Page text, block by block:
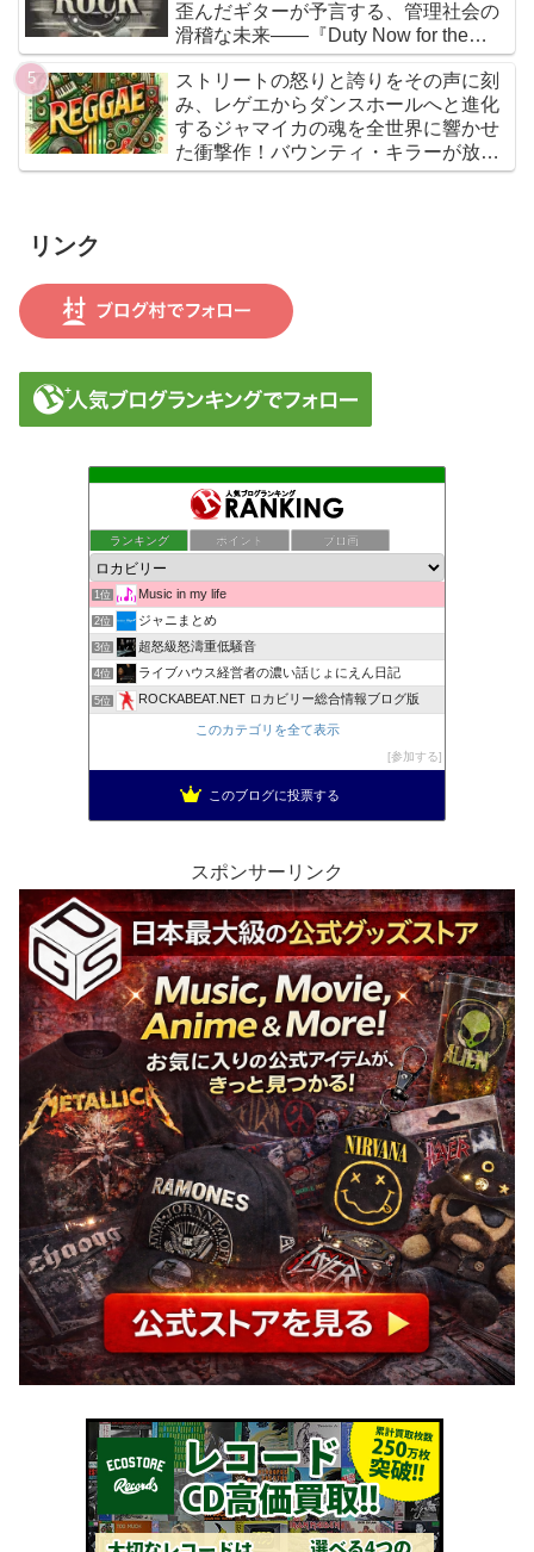
歪んだギターが予言する、管理社会の
滑稽な未来――『Duty Now for the
Future』こそがニューウェイヴの真実
である
ストリートの怒りと誇りをその声に刻
み、レゲエからダンスホールへと進化
するジャマイカの魂を全世界に響かせ
た衝撃作！バウンティ・キラーが放つ
『Bounty Killer』は、貧者の代弁者と
リンク
ランキング ポイント ブロ画
1位 Music in my life
2位 ジャニまとめ
3位 超怒級怒濤重低騒音
4位 ライブハウス経営者の濃い話じょにえん日記
5位 ROCKABEAT.NET ロカビリー総合情報ブログ版
このカテゴリを全て表示
参加する
このブログに投票する
スポンサーリンク